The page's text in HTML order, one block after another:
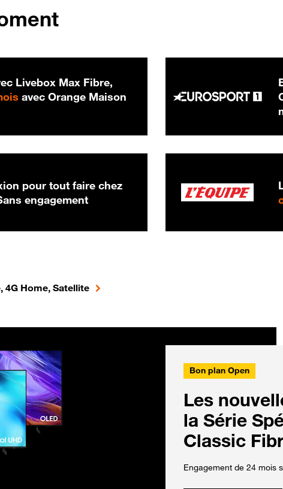
Livebox Max Fibre,
20 € par mois
avec Orange Maison
pour tout faire chez
engagement
4G Home, Satellite
Bon plan Open
Les
la Série
Classic
Engagement de 24 mois